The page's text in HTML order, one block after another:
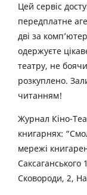
Цей сервіс
передплатне
дві за
одержуєте
театру, не
розкуплено.
читанням!
Журнал Кіно-
книгарнях:
мережі
Саксаганського
Сковороди, 2,